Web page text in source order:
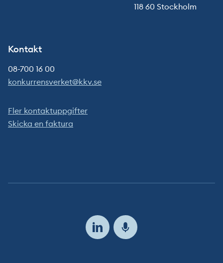
118 60 Stockholm
Kontakt
08-700 16 00
konkurrensverket@kkv.se
Fler kontaktuppgifter
Skicka en faktura
Följ
oss